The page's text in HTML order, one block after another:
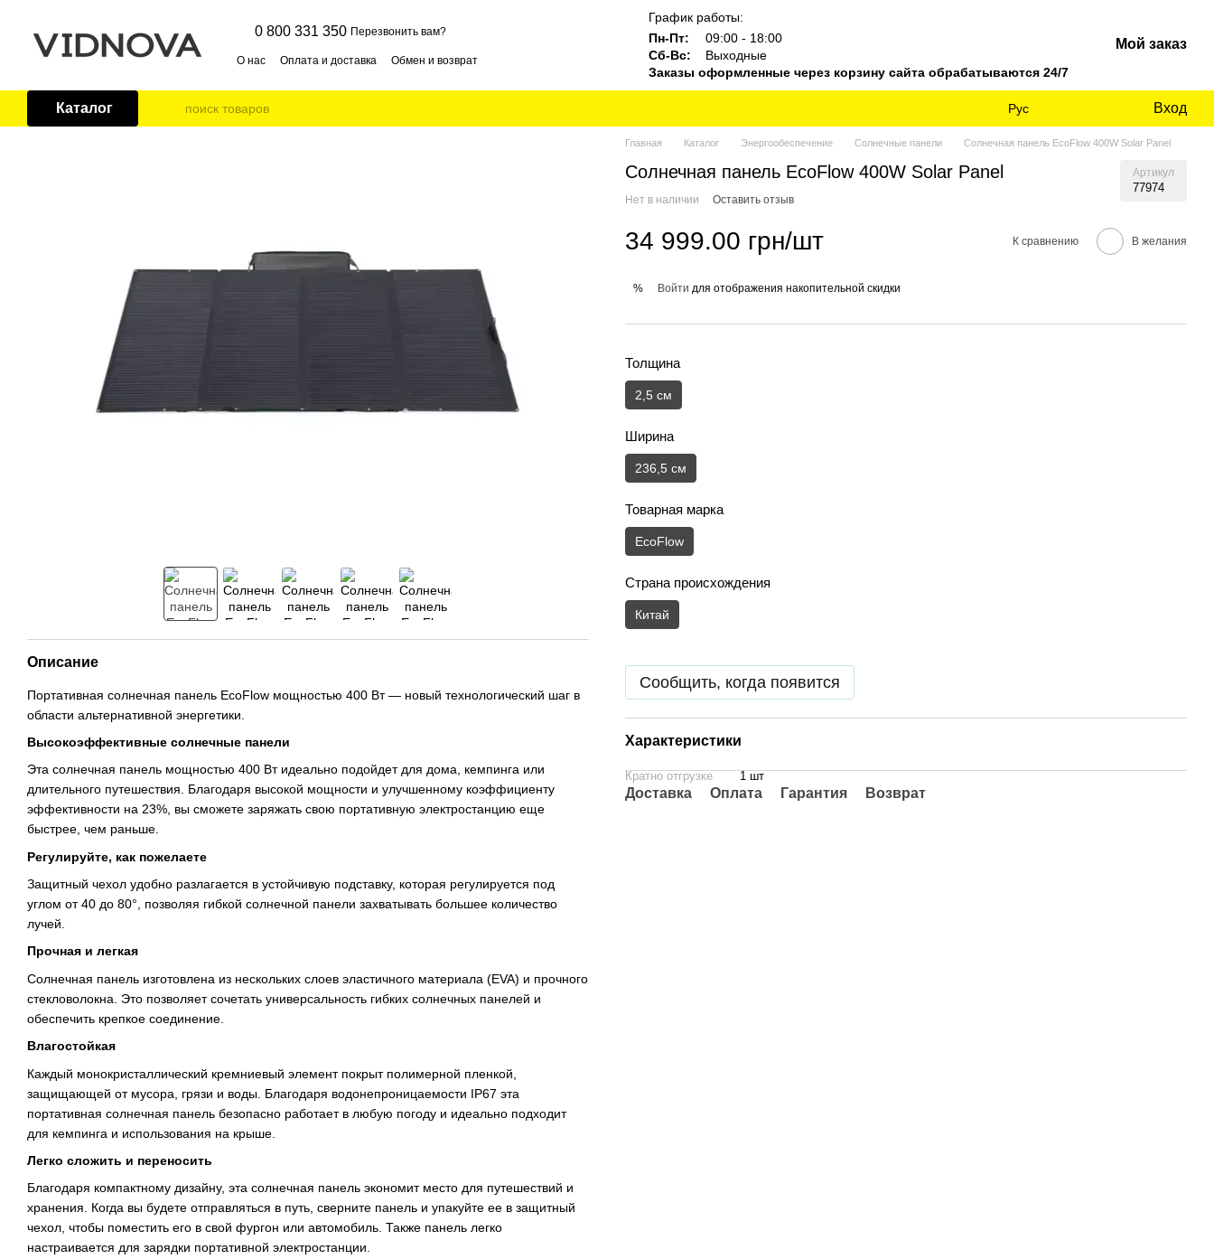
0 800 331 350 Перезвонить вам?
О нас Оплата и доставка
Обмен и возврат
График работы:
Пн-Пт:
09:00 - 18:00
Сб-Вс:
Выходные
Заказы оформленные через корзину сайта обрабатываются 24/7
Мой заказ
Каталог Рус Вход
Описание
Портативная солнечная панель EcoFlow мощностью 400 Вт — новый технологический шаг в
области альтернативной энергетики.
Высокоэффективные солнечные панели
Эта солнечная панель мощностью 400 Вт идеально подойдет для дома, кемпинга или
длительного путешествия. Благодаря высокой мощности и улучшенному коэффициенту
эффективности на 23%, вы сможете заряжать свою портативную электростанцию еще
быстрее, чем раньше.
Регулируйте, как пожелаете
Защитный чехол удобно разлагается в устойчивую подставку, которая регулируется под
углом от 40 до 80°, позволяя гибкой солнечной панели захватывать большее количество
лучей.
Прочная и легкая
Солнечная панель изготовлена из нескольких слоев эластичного материала (EVA) и прочного
стекловолокна. Это позволяет сочетать универсальность гибких солнечных панелей и
обеспечить крепкое соединение.
Влагостойкая
Каждый монокристаллический кремниевый элемент покрыт полимерной пленкой,
защищающей от мусора, грязи и воды. Благодаря водонепроницаемости IP67 эта
портативная солнечная панель безопасно работает в любую погоду и идеально подходит
для кемпинга и использования на крыше.
Легко сложить и переносить
Благодаря компактному дизайну, эта солнечная панель экономит место для путешествий и
хранения. Когда вы будете отправляться в путь, сверните панель и упакуйте ее в защитный
чехол, чтобы поместить его в свой фургон или автомобиль. Также панель легко
настраивается для зарядки портативной электростанции.
Главная Каталог Энергообеспечение Солнечные панели Солнечная панель EcoFlow 400W Solar Panel
Солнечная панель EcoFlow 400W Solar Panel Артикул
77974
Нет в наличии Оставить отзыв
34 999.00 грн/шт К сравнению В желания
% Войти для отображения накопительной скидки
Толщина
2,5 см
Ширина
236,5 см
Товарная марка
EcoFlow
Страна происхождения
Китай
Сообщить, когда появится
Характеристики
Кратно отгрузке 1 шт
Доставка Оплата Гарантия Возврат